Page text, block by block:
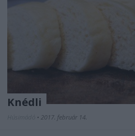
Knédli
• 2017. február 14.